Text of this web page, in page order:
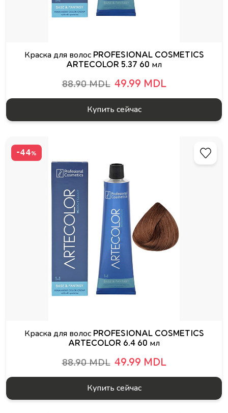
Краска для волос PROFESIONAL COSMETICS
ARTECOLOR 5.37 60 мл
88.90 MDL 49.99 MDL
Купить сейчас
-44%
Краска для волос PROFESIONAL COSMETICS
ARTECOLOR 6.4 60 мл
88.90 MDL 49.99 MDL
Купить сейчас